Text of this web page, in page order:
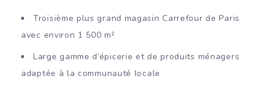
Troisième plus grand magasin Carrefour de Paris
avec environ 1 500 m²
Large gamme d’épicerie et de produits ménagers
adaptée à la communauté locale